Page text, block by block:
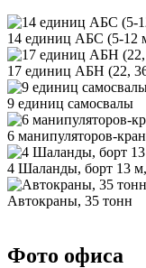
14 единиц АБС (5-12
17 единиц АБН (22,
9 единиц самосвалы
6 манипуляторов-
4 Шаланды, борт 13
Автокраны, 35 тонн
Фото офиса